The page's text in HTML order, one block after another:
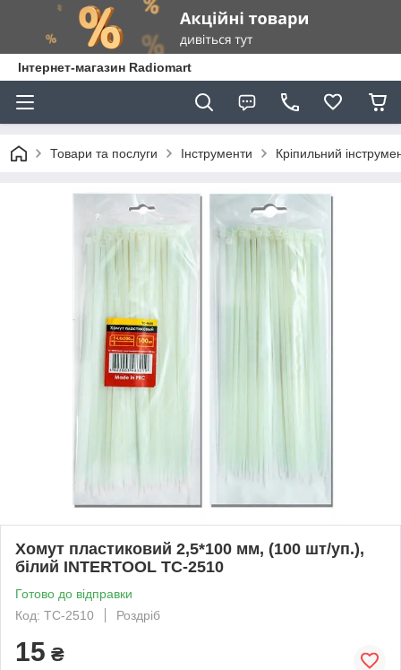
Інтернет-магазин Radiomart
Товари та послуги Інструменти Кріпильний
Хомут пластиковий 2,5*100 мм, (100 шт/уп.),
білий INTERTOOL TC-2510
Готово до відправки
Код: TC-2510
Роздріб
15 ₴